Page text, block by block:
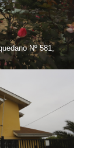
Nº 581,